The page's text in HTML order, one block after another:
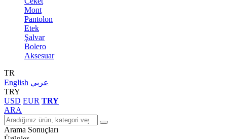
Mont
Pantolon
Etek
Şalvar
Bolero
Aksesuar
TR
English عربي
TRY
USD EUR TRY
ARA
Arama Sonuçları